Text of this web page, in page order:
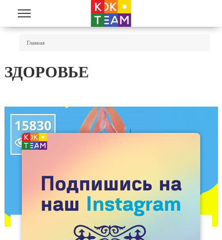
Перейти к основному содержанию
Главная
ЗДОРОВЬЕ
15830
